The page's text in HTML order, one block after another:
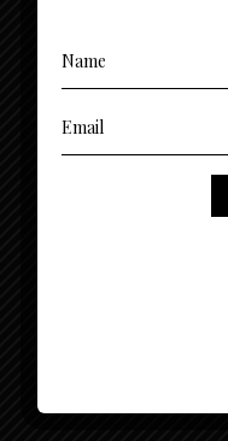
Aprile 13, 2022
GREEN
GLASS